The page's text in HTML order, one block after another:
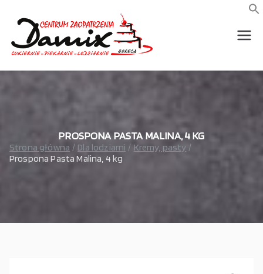
treści
wszystko
gastrono
wszystko dla piekarni,
PROSPONA PASTA MALINA, 4 KG
Strona główna Dla lodziarni
Kremy, pasty
Prospona Pasta Malina, 4 kg